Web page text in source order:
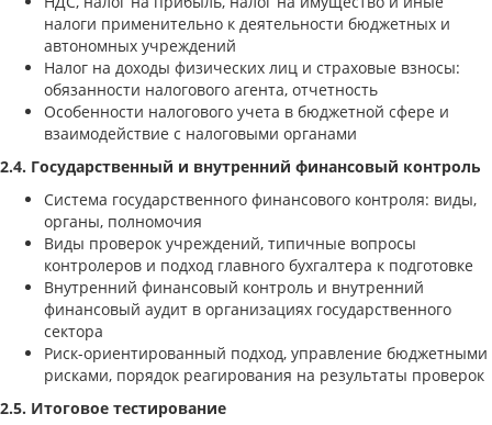
налоги применительно к деятельности бюджетных и
автономных учреждений
Налог на доходы физических лиц и страховые взносы:
обязанности налогового агента, отчетность
Особенности налогового учета в бюджетной сфере и
взаимодействие с налоговыми органами
2.4. Государственный и внутренний финансовый контроль
Система государственного финансового контроля: виды,
органы, полномочия
Виды проверок учреждений, типичные вопросы
контролеров и подход главного бухгалтера к подготовке
Внутренний финансовый контроль и внутренний
финансовый аудит в организациях государственного
сектора
Риск-ориентированный подход, управление бюджетными
рисками, порядок реагирования на результаты проверок
2.5. Итоговое тестирование